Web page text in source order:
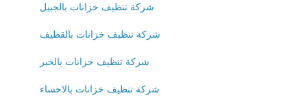
شركة تنظيف خزانات بالجبيل
شركة تنظيف خزانات بالقطيف
شركة تنظيف خزانات بالخبر
شركة تنظيف خزانات بالاحساء